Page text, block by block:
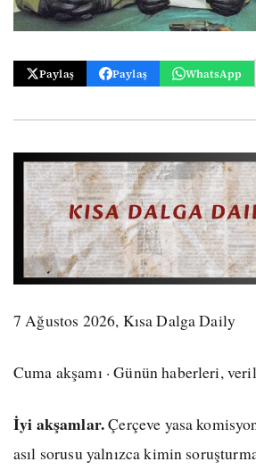
Paylaş Paylaş WhatsApp
7 Ağustos 2026, Kısa Dalga Daily
Cuma akşamı · Günün haberleri,
İyi akşamlar.Çerçeve yasa
asıl sorusu yalnızca kimin